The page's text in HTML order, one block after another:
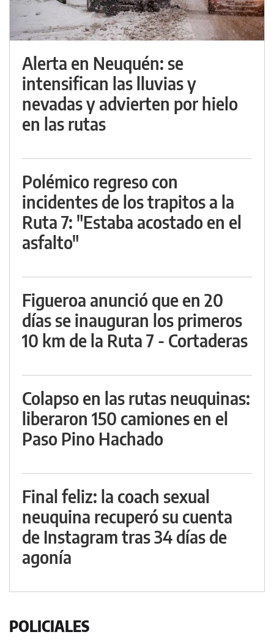
Alerta en Neuquén: se
intensifican las lluvias y
nevadas y advierten por hielo
en las rutas
Polémico regreso con
incidentes de los trapitos a la
Ruta 7: "Estaba acostado en el
asfalto"
Figueroa anunció que en 20
días se inauguran los primeros
10 km de la Ruta 7 - Cortaderas
Colapso en las rutas neuquinas:
liberaron 150 camiones en el
Paso Pino Hachado
Final feliz: la coach sexual
neuquina recuperó su cuenta
de Instagram tras 34 días de
agonía
POLICIALES